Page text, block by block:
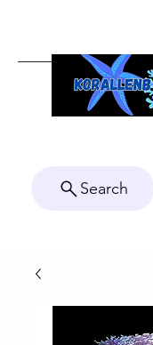
Search